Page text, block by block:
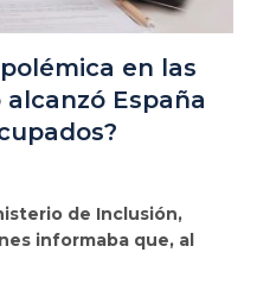
en las
España
de Inclusión,
informaba que, al